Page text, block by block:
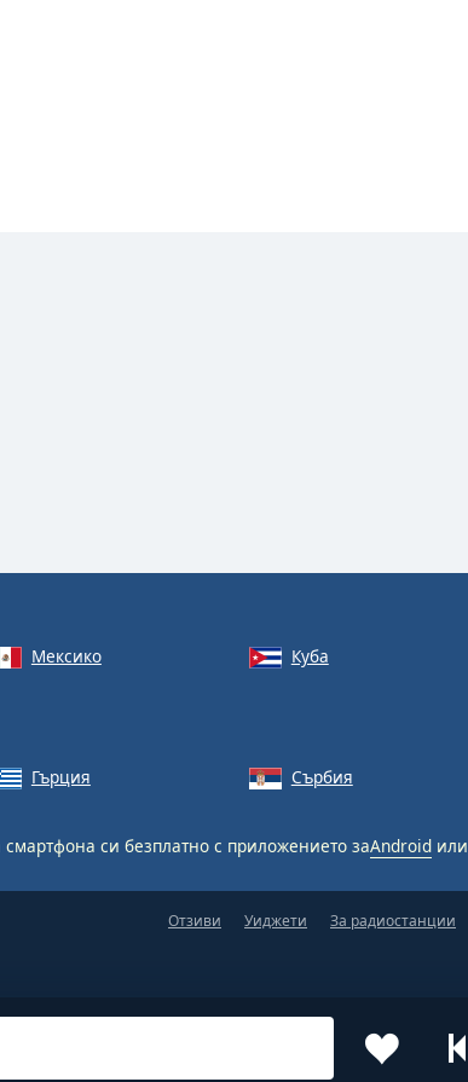
Мексико Куба
Гърция Сърбия
смартфона си безплатно с приложението заAndroid или
Отзиви Уиджети За радиостанции